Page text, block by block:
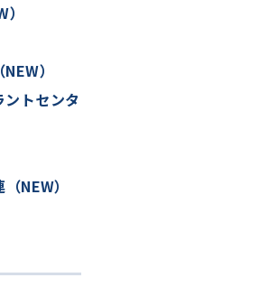
）
トセンタ
NEW）